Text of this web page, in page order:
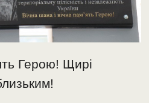
Герою! Щирі